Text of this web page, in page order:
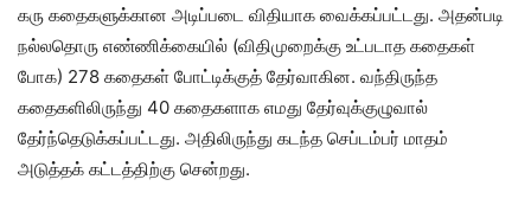
கரு கதைகளுக்கான அடிப்படை விதியாக வைக்கப்பட்டது. அதன்படி
நல்லதொரு எண்ணிக்கையில் (விதிமுறைக்கு உட்படாத கதைகள்
போக) 278 கதைகள் போட்டிக்குத் தேர்வாகின. வந்திருந்த
கதைகளிலிருந்து 40 கதைகளாக எமது தேர்வுக்குழுவால்
தேர்ந்தெடுக்கப்பட்டது. அதிலிருந்து கடந்த செப்டம்பர் மாதம்
அடுத்தக் கட்டத்திற்கு சென்றது.